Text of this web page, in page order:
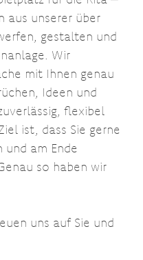
aus unserer über
gestalten und
Wir
mit Ihnen genau
Ideen und
flexibel
ist, dass Sie gerne
und am Ende
so haben wir
uns auf Sie und